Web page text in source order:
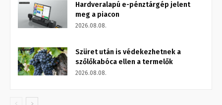
Hardveralapú e-pénztárgép jelent
meg a piacon
2026.08.08.
Szüret után is védekezhetnek a
szőlőkabóca ellen a termelők
2026.08.08.